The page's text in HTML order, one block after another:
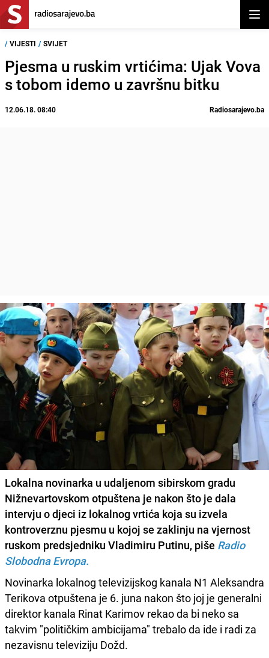
/ VIJESTI / SVIJET
Pjesma u ruskim vrtićima: Ujak Vova
s tobom idemo u završnu bitku
12.06.18. 08:40 Radiosarajevo.ba
Lokalna novinarka u udaljenom sibirskom gradu
Nižnevartovskom otpuštena je nakon što je dala
intervju odjeci iz lokalnog vrtića koja su izvela
kontroverznu pjesmu u kojoj se zaklinju na vjernost
ruskom predsjedniku Vladimiru Putinu, piše Radio
Slobodna Evropa.
Novinarka lokalnog televizijskog kanala N1 Aleksandra
Terikova otpuštena je 6. juna nakon što joj je generalni
direktor kanala Rinat Karimov rekao da bi neko sa
takvim "političkim ambicijama" trebalo da ide i radi za
nezavisnu televiziju Dožd.